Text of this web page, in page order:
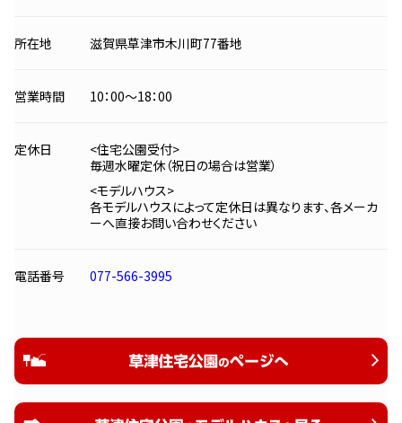
所在地 滋賀県草津市木川町77番地
営業時間 10：00〜18：00
定休日
<住宅公園受付>
毎週水曜定休（祝日の場合は営業）
<モデルハウス>
各モデルハウスによって定休日は異なります、各メーカ
ーへ直接お問い合わせください
電話番号 077-566-3995